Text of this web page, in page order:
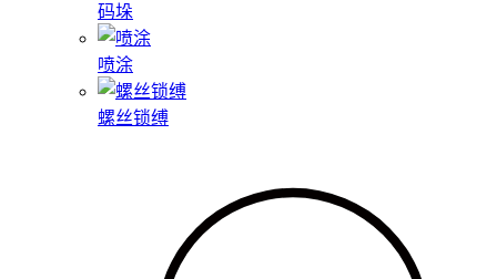
码垛
喷涂
螺丝锁缚